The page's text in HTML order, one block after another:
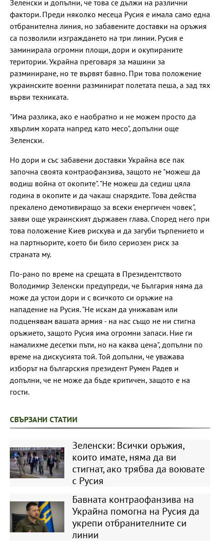
Зеленски и допълни, че това се дължи на различни
фактори. Преди няколко месеца Русия е имала само една
отбранителна линия, но забавените доставки на оръжия
са позволили изграждането на три линии. Русия е
заминирала огромни площи, дори и окупираните
територии. Украйна преговаря за машини за
разминиране, но те вървят бавно. При това положение
украинските военни разминират полетата пеша, а зад тях
върви техниката.
"Има разлика, ако е наобратно и не можем просто да
хвърлим хората напред като месо", допълни още
Зеленски.
Но дори и със забавени доставки Украйна все пак
започна своята контраофанзива, защото не "можеш да
водиш война от окопите". "Не можеш да седиш цяла
година в окопите и да чакаш снарядите. Това действа
прекалено демотивиращо за всеки енергичен човек",
заяви още украинският държавен глава. Според него при
това положение Киев рискува и да загуби търпението и
на партньорите, което би било сериозен риск за
страната му.
По-рано по време на срещата в Президентството
Володимир Зеленски предупреди, че България няма да
може да устои дори и с всичкото си оръжие на
нападение на Русия. "Не искам да унижавам или
подценявам вашата армия - на нас също не ни стигна
оръжието, защото Русия има огромни запаси. Ние ги
намалихме десетки пъти, но на каква цена", допълни по
време на дискусията той. Той допълни, че уважава
изборът на българския президент Румен Радев и
допълни, че не може да бъде критичен, защото е на
гости.
СВЪРЗАНИ СТАТИИ
Зеленски: Всички оръжия,
които имате, няма да ви
стигнат, ако трябва да воювате
с Русия
Бавната контраофанзива на
Украйна помогна на Русия да
укрепи отбранителните си
линии